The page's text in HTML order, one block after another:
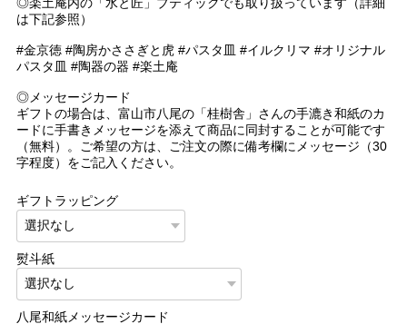
は下記参照）
#金京徳 #陶房かささぎと虎 #パスタ皿 #イルクリマ #オリジナル
パスタ皿 #陶器の器 #楽土庵
◎メッセージカード
ギフトの場合は、富山市八尾の「桂樹舎」さんの手漉き和紙のカ
ードに手書きメッセージを添えて商品に同封することが可能です
（無料）。ご希望の方は、ご注文の際に備考欄にメッセージ（30
字程度）をご記入ください。
ギフトラッピング
熨斗紙
八尾和紙メッセージカード